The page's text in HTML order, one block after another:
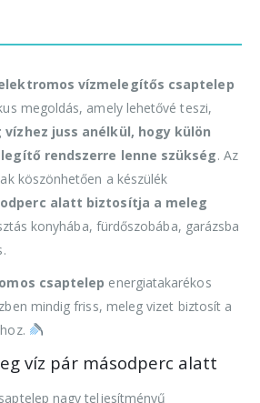
elektromos vízmelegítős csaptelep
megoldás, amely lehetővé teszi,
vízhez juss anélkül, hogy külön
rendszerre lenne szükség. Az
köszönhetően a készülék
alatt biztosítja a meleg
konyhába, fürdőszobába, garázsba
csaptelep energiatakarékos
mindig friss, meleg vizet biztosít a
víz pár másodperc alatt
nagy teljesítményű